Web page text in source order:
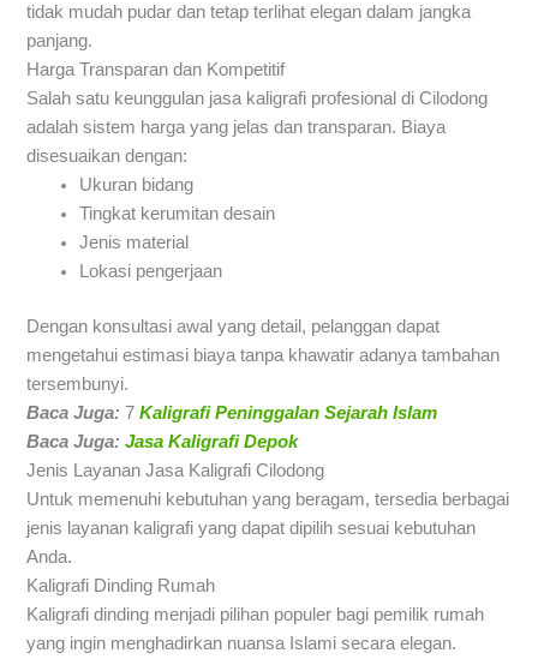
tidak mudah pudar dan tetap terlihat elegan dalam jangka
panjang.
Harga Transparan dan Kompetitif
Salah satu keunggulan jasa kaligrafi profesional di Cilodong
adalah sistem harga yang jelas dan transparan. Biaya
disesuaikan dengan:
Ukuran bidang
Tingkat kerumitan desain
Jenis material
Lokasi pengerjaan
Dengan konsultasi awal yang detail, pelanggan dapat
mengetahui estimasi biaya tanpa khawatir adanya tambahan
tersembunyi.
Baca Juga:7 Kaligrafi Peninggalan Sejarah Islam
Baca Juga:Jasa Kaligrafi Depok
Jenis Layanan Jasa Kaligrafi Cilodong
Untuk memenuhi kebutuhan yang beragam, tersedia berbagai
jenis layanan kaligrafi yang dapat dipilih sesuai kebutuhan
Anda.
Kaligrafi Dinding Rumah
Kaligrafi dinding menjadi pilihan populer bagi pemilik rumah
yang ingin menghadirkan nuansa Islami secara elegan.